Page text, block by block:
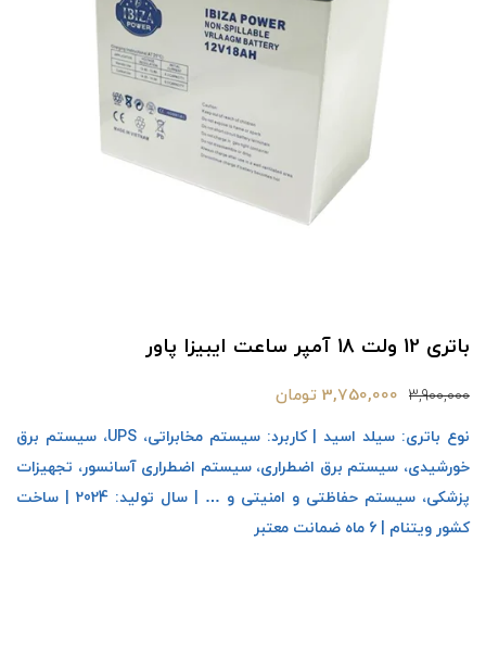
باتری 12 ولت 18 آمپر ساعت ایبیزا پاور
3,900,000 3,750,000 تومان
نوع باتری: سیلد اسید | کاربرد: سیستم مخابراتی، UPS، سیستم برق
خورشیدی، سیستم برق اضطراری، سیستم اضطراری آسانسور، تجهیزات
پزشکی، سیستم حفاظتی و امنیتی و … | سال تولید: 2024 | ساخت
کشور ویتنام | 6 ماه ضمانت معتبر